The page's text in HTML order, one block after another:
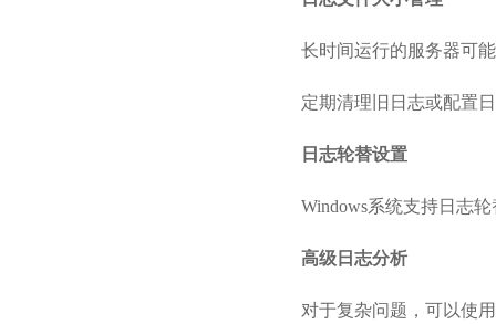
长时间运行的服务器可
定期清理旧日志或配置
日志轮替设置
Windows系统支持日志
高级日志分析
对于复杂问题，可以使